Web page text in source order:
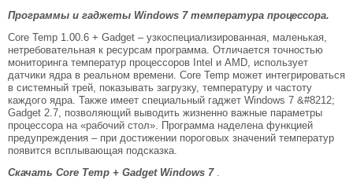
Программы и гаджеты Windows 7 температура процессора.
Core Temp 1.00.6 + Gadget – узкоспециализированная, маленькая,
нетребовательная к ресурсам программа. Отличается точностью
мониторинга температур процессоров Intel и AMD, использует
датчики ядра в реальном времени. Core Temp может интегрироваться
в системный трей, показывать загрузку, температуру и частоту
каждого ядра. Также имеет специальный гаджет Windows 7 &#8212;
Gadget 2.7, позволяющий выводить жизненно важные параметры
процессора на «рабочий стол». Программа наделена функцией
предупреждения – при достижении пороговых значений температур
появится всплывающая подсказка.
Скачать Core Temp + Gadget Windows 7.